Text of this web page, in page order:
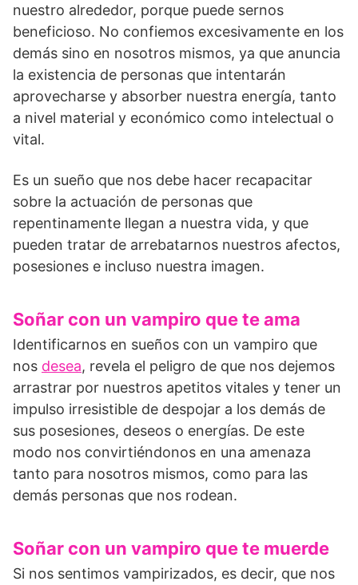
nuestro alrededor, porque puede sernos
beneficioso. No confiemos excesivamente en los
demás sino en nosotros mismos, ya que anuncia
la existencia de personas que intentarán
aprovecharse y absorber nuestra energía, tanto
a nivel material y económico como intelectual o
vital.
Es un sueño que nos debe hacer recapacitar
sobre la actuación de personas que
repentinamente llegan a nuestra vida, y que
pueden tratar de arrebatarnos nuestros afectos,
posesiones e incluso nuestra imagen.
Soñar con un vampiro que te ama
Identificarnos en sueños con un vampiro que
nos desea, revela el peligro de que nos dejemos
arrastrar por nuestros apetitos vitales y tener un
impulso irresistible de despojar a los demás de
sus posesiones, deseos o energías. De este
modo nos convirtiéndonos en una amenaza
tanto para nosotros mismos, como para las
demás personas que nos rodean.
Soñar con un vampiro que te muerde
Si nos sentimos vampirizados, es decir, que nos